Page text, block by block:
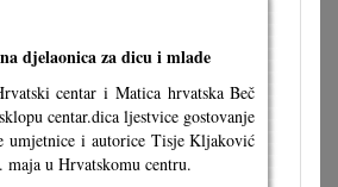
djelaonica za dicu i mlade
centar i Matica hrvatska Beč
centar.dica ljestvice gostovanje
umjetnice i autorice Tisje Kljaković
maja u Hrvatskomu centru.